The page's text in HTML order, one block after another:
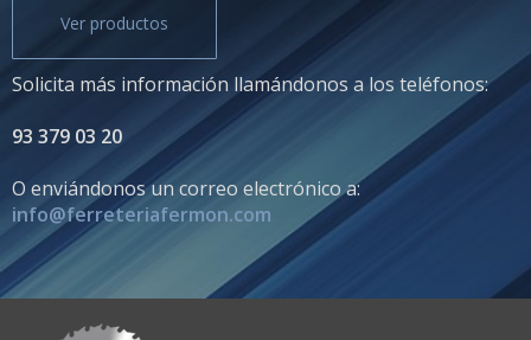
Ver productos
Solicita más información llamándonos a los teléfonos:
93 379 03 20
O enviándonos un correo electrónico a:
info@ferreteriafermon.com